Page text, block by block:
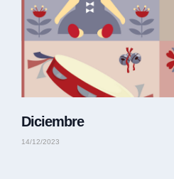
Diciembre
14/12/2023